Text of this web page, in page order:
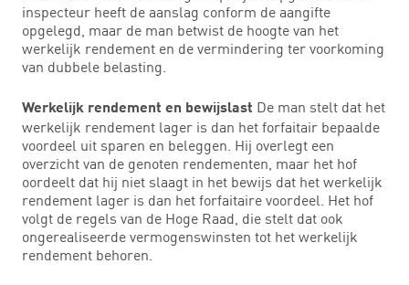
inspecteur heeft de aanslag conform de aangifte
opgelegd, maar de man betwist de hoogte van het
werkelijk rendement en de vermindering ter voorkoming
van dubbele belasting.
Werkelijk rendement en bewijslast De man stelt dat het
werkelijk rendement lager is dan het forfaitair bepaalde
voordeel uit sparen en beleggen. Hij overlegt een
overzicht van de genoten rendementen, maar het hof
oordeelt dat hij niet slaagt in het bewijs dat het werkelijk
rendement lager is dan het forfaitaire voordeel. Het hof
volgt de regels van de Hoge Raad, die stelt dat ook
ongerealiseerde vermogenswinsten tot het werkelijk
rendement behoren.